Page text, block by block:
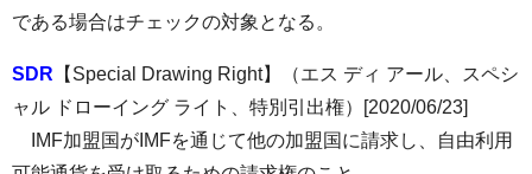
である場合はチェックの対象となる。
SDR 【Special Drawing Right】（エス ディ アール、スペシ
ャル ドローイング ライト、特別引出権）[2020/06/23]
IMF加盟国がIMFを通じて他の加盟国に請求し、自由利用